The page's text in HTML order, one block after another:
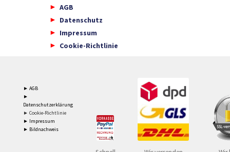
AGB
Datenschutz
Impressum
Cookie-Richtlinie
► AGB
►
Datenschutzerklärung
► Cookie-Richtlinie
► Impressum
► Bildnachweis